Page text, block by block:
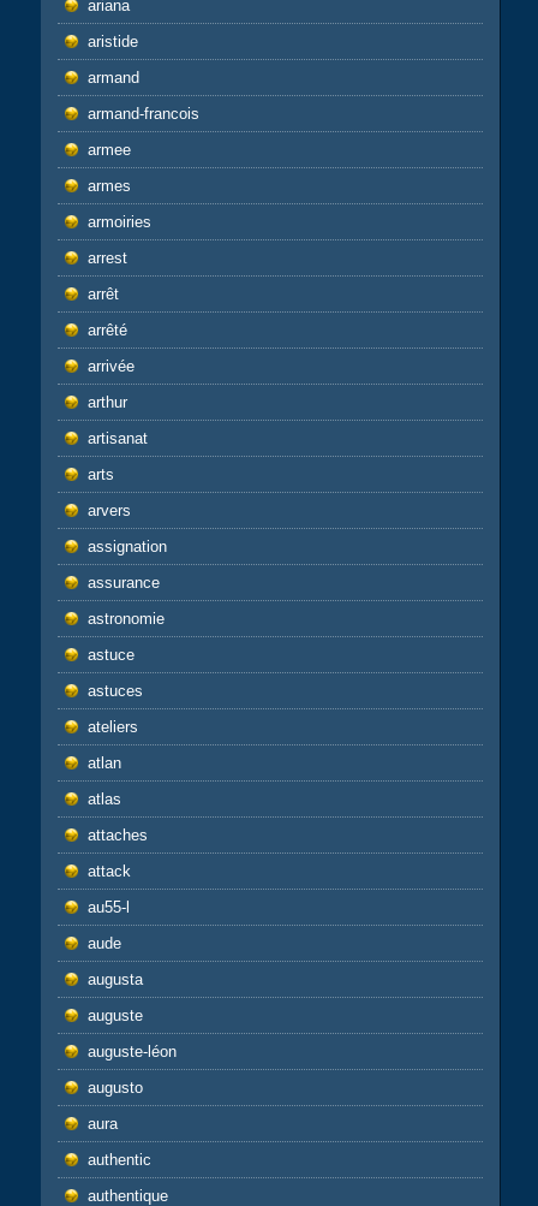
ariana
aristide
armand
armand-francois
armee
armes
armoiries
arrest
arrêt
arrêté
arrivée
arthur
artisanat
arts
arvers
assignation
assurance
astronomie
astuce
astuces
ateliers
atlan
atlas
attaches
attack
au55-l
aude
augusta
auguste
auguste-léon
augusto
aura
authentic
authentique